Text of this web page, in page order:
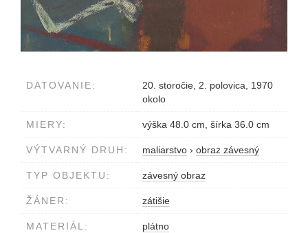
DATOVANIE:
20. storočie, 2. polovica, 1970
okolo
MIERY: výška 48.0 cm, šírka 36.0 cm
VÝTVARNÝ DRUH: maliarstvo › obraz závesný
TYP OBJEKTU: závesný obraz
ŽÁNER: zátišie
MATERIÁL: plátno